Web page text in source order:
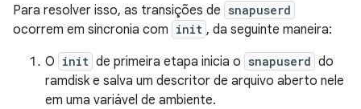
Para resolver isso, as transições de snapuserd
ocorrem em sincronia com init , da seguinte maneira:
O init de primeira etapa inicia o snapuserd do
ramdisk e salva um descritor de arquivo aberto nele
em uma variável de ambiente.